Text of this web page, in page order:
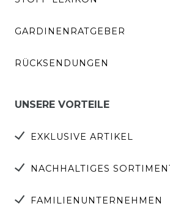
GARDINENRATGEBER
RÜCKSENDUNGEN
UNSERE VORTEILE
EXKLUSIVE ARTIKEL
NACHHALTIGES
FAMILIENUNTERNEHMEN